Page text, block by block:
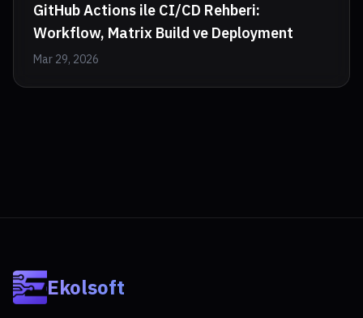
GitHub Actions ile CI/CD Rehberi:
Workflow, Matrix Build ve Deployment
Mar 29, 2026
Ekolsoft